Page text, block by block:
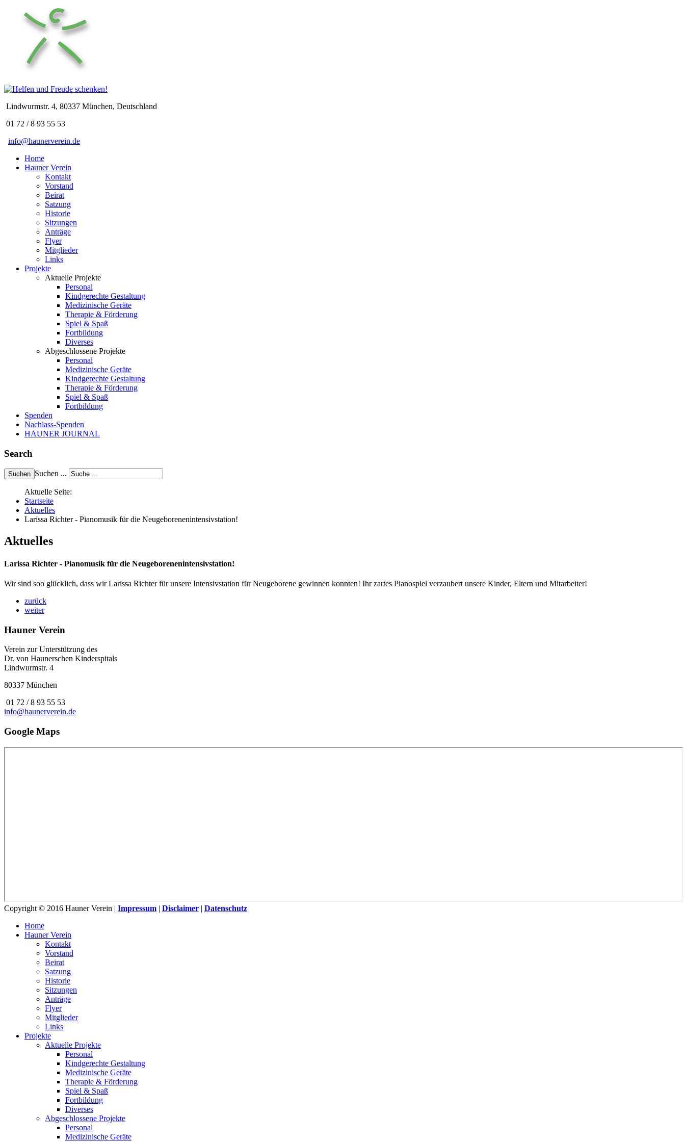
Lindwurmstr. 4, 80337 München, Deutschland
01 72 / 8 93 55 53
info@haunerverein.de
Home
Hauner Verein
Kontakt
Vorstand
Beirat
Satzung
Historie
Sitzungen
Anträge
Flyer
Mitglieder
Links
Projekte
Aktuelle Projekte
Personal
Kindgerechte Gestaltung
Medizinische Geräte
Therapie & Förderung
Spiel & Spaß
Fortbildung
Diverses
Abgeschlossene Projekte
Personal
Medizinische Geräte
Kindgerechte Gestaltung
Therapie & Förderung
Spiel & Spaß
Fortbildung
Spenden
Nachlass-Spenden
HAUNER JOURNAL
Search
Suchen ...
Aktuelle Seite:
Startseite
Aktuelles
Larissa Richter - Pianomusik für die Neugeborenenintensivstation!
Aktuelles
Larissa Richter - Pianomusik für die Neugeborenenintensivstation!
Wir sind soo glücklich, dass wir Larissa Richter für unsere Intensivstation für Neugeborene gewinnen konnten! Ihr zartes Pianospiel verzaubert unsere Kinder, Eltern und Mitarbeiter!
zurück
weiter
Hauner Verein
Verein zur Unterstützung des
Dr. von Haunerschen Kinderspitals
Lindwurmstr. 4
80337 München
01 72 / 8 93 55 53
info@haunerverein.de
Google Maps
Copyright © 2016 Hauner Verein | Impressum | Disclaimer | Datenschutz
Home
Hauner Verein
Kontakt
Vorstand
Beirat
Satzung
Historie
Sitzungen
Anträge
Flyer
Mitglieder
Links
Projekte
Aktuelle Projekte
Personal
Kindgerechte Gestaltung
Medizinische Geräte
Therapie & Förderung
Spiel & Spaß
Fortbildung
Diverses
Abgeschlossene Projekte
Personal
Medizinische Geräte